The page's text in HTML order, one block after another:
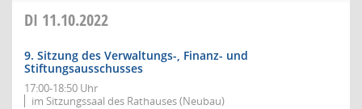
DI 11.10.2022
9. Sitzung des Verwaltungs-, Finanz- und
Stiftungsausschusses
17:00-18:50 Uhr
im Sitzungssaal des Rathauses (Neubau)